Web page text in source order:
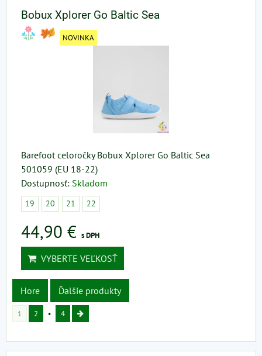
Bobux Xplorer Go Baltic Sea
NOVINKA
Barefoot celoročky Bobux Xplorer Go Baltic Sea
501059 (EU 18-22)
Dostupnosť: Skladom
19 20 21 22
44,90 € s DPH
VYBERTE VEĽKOSŤ
Hore Ďalšie produkty
1 2 4